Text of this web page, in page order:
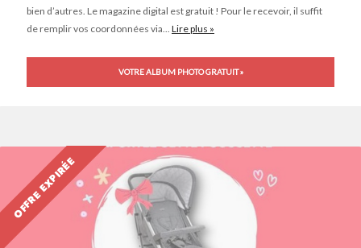
bien d’autres. Le magazine digital est gratuit ! Pour le recevoir, il suffit
de remplir vos coordonnées via... Lire plus »
VOTRE ALBUM PHOTO GRATUIT »
OFFRE EXPIRÉE